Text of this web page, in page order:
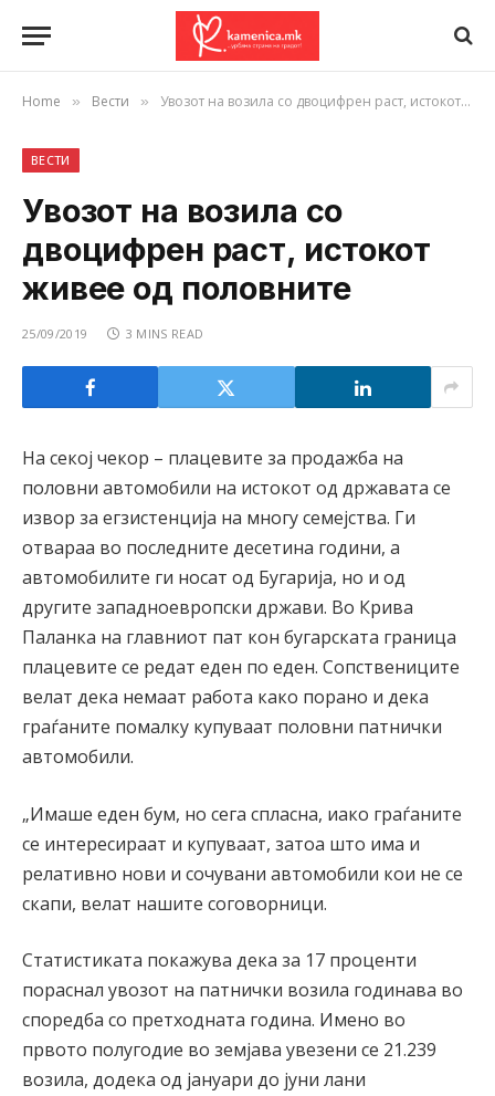
Home » Вести » Увозот на возила со двоцифрен раст, истокот живее од половните
ВЕСТИ
Увозот на возила со
двоцифрен раст, истокот
живее од половните
25/09/2019 3 MINS READ
На секој чекор – плацевите за продажба на
половни автомобили на истокот од државата се
извор за егзистенција на многу семејства. Ги
отвараа во последните десетина години, а
автомобилите ги носат од Бугарија, но и од
другите западноевропски држави. Во Крива
Паланка на главниот пат кон бугарската граница
плацевите се редат еден по еден. Сопствениците
велат дека немаат работа како порано и дека
граѓаните помалку купуваат половни патнички
автомобили.
„Имаше еден бум, но сега спласна, иако граѓаните
се интересираат и купуваат, затоа што има и
релативно нови и сочувани автомобили кои не се
скапи, велат нашите соговорници.
Статистиката покажува дека за 17 проценти
пораснал увозот на патнички возила годинава во
споредба со претходната година. Имено во
првото полугодие во земјава увезени се 21.239
возила, додека од јануари до јуни лани